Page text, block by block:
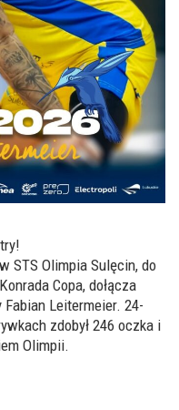
STS Olimpia Sulęcin, do
Copa, dołącza
Leitermeier. 24-
zdobył 246 oczka i
Olimpii.